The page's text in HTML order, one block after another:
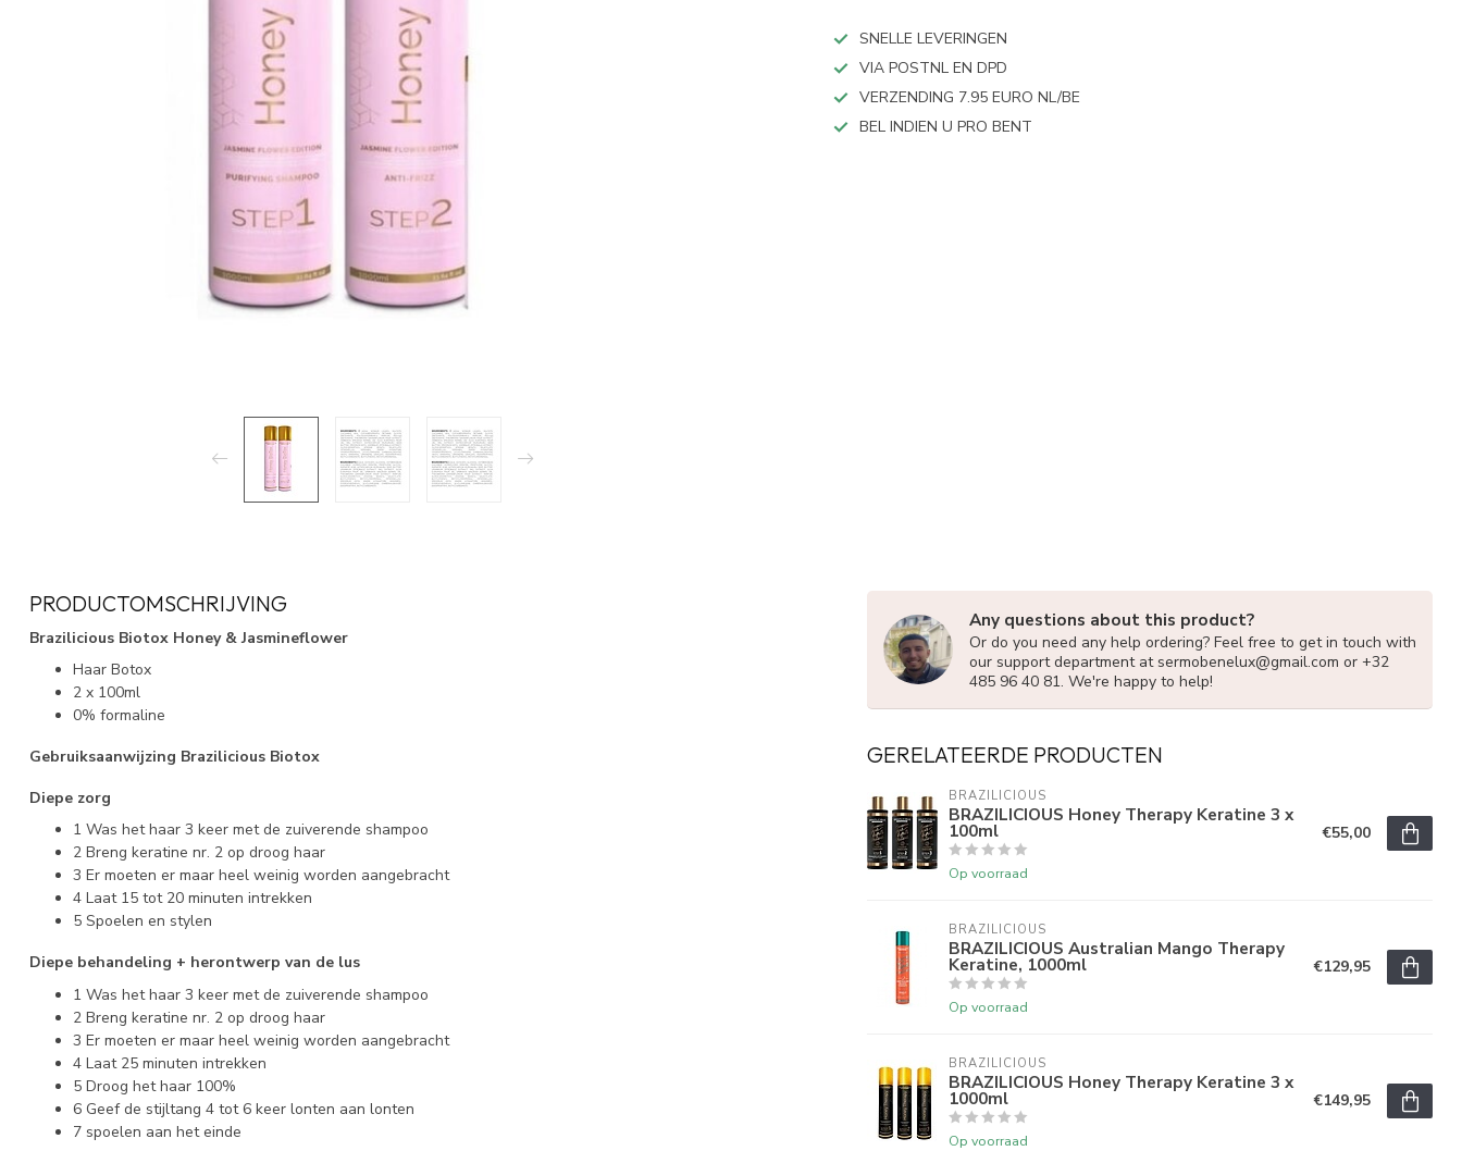
SNELLE LEVERINGEN
VIA POSTNL EN DPD
VERZENDING 7.95 EURO NL/BE
BEL INDIEN U PRO BENT
PRODUCTOMSCHRIJVING
Brazilicious Biotox Honey & Jasmineflower
Haar Botox
2 x 100ml
0% formaline
Gebruiksaanwijzing Brazilicious Biotox
Diepe zorg
1 Was het haar 3 keer met de zuiverende shampoo
2 Breng keratine nr. 2 op droog haar
3 Er moeten er maar heel weinig worden aangebracht
4 Laat 15 tot 20 minuten intrekken
5 Spoelen en stylen
Diepe behandeling + herontwerp van de lus
1 Was het haar 3 keer met de zuiverende shampoo
2 Breng keratine nr. 2 op droog haar
3 Er moeten er maar heel weinig worden aangebracht
4 Laat 25 minuten intrekken
5 Droog het haar 100%
6 Geef de stijltang 4 tot 6 keer lonten aan lonten
7 spoelen aan het einde
Any questions about this product?
Or do you need any help ordering? Feel free to get in touch with
our support department at sermobenelux@gmail.com or +32
485 96 40 81. We're happy to help!
GERELATEERDE PRODUCTEN
BRAZILICIOUS
BRAZILICIOUS Honey Therapy Keratine 3 x
100ml
Op voorraad
€55,00
BRAZILICIOUS
BRAZILICIOUS Australian Mango Therapy
Keratine, 1000ml
Op voorraad
€129,95
BRAZILICIOUS
BRAZILICIOUS Honey Therapy Keratine 3 x
1000ml
Op voorraad
€149,95